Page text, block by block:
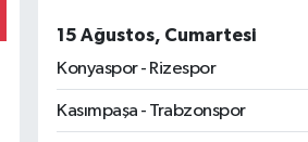
15 Ağustos, Cumartesi
Konyaspor - Rizespor
Kasımpaşa - Trabzonspor